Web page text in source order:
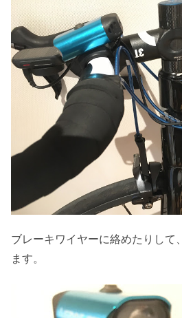
ブレーキワイヤーに絡めたりして
ます。